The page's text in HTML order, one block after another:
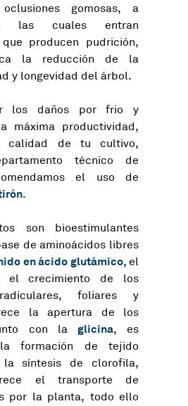
gomosas, a
las cuales entran
que producen pudrición,
la reducción de la
y longevidad del árbol.
los daños por frio y
máxima productividad,
calidad de tu cultivo,
técnico de
el uso de
.
son bioestimulantes
de aminoácidos libres
en ácido glutámico,el
el crecimiento de los
foliares y
la apertura de los
con la glicina, es
formación de tejido
síntesis de clorofila,
el transporte de
por la planta, todo ello